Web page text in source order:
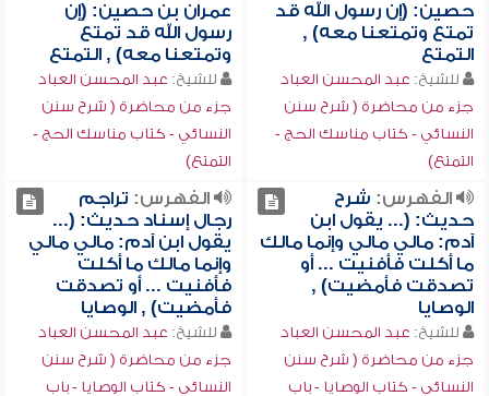
حصين: (إن رسول الله قد
تمتع وتمتعنا معه) ,
التمتع
للشيخ: عبد المحسن العباد
جزء من محاضرة ( شرح سنن
النسائي - كتاب مناسك الحج -
التمتع)
عمران بن حصين: (إن
رسول الله قد تمتع
وتمتعنا معه) , التمتع
للشيخ: عبد المحسن العباد
جزء من محاضرة ( شرح سنن
النسائي - كتاب مناسك الحج -
التمتع)
الفهرس: شرح
حديث: (... يقول ابن
آدم: مالي مالي وإنما مالك
ما أكلت فأفنيت ... أو
تصدقت فأمضيت) ,
الوصايا
للشيخ: عبد المحسن العباد
جزء من محاضرة ( شرح سنن
النسائي - كتاب الوصايا - باب
الفهرس: تراجم
رجال إسناد حديث: (...
يقول ابن آدم: مالي مالي
وإنما مالك ما أكلت
فأفنيت ... أو تصدقت
فأمضيت) , الوصايا
للشيخ: عبد المحسن العباد
جزء من محاضرة ( شرح سنن
النسائي - كتاب الوصايا - باب